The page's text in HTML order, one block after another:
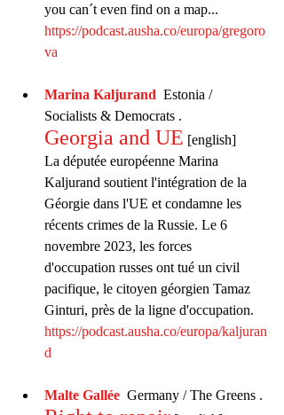
you can´t even find on a map...
https://podcast.ausha.co/europa/gregoro
va
Marina Kaljurand Estonia /
Socialists & Democrats .
Georgia and UE [english]
La députée européenne Marina
Kaljurand soutient l'intégration de la
Géorgie dans l'UE et condamne les
récents crimes de la Russie. Le 6
novembre 2023, les forces
d'occupation russes ont tué un civil
pacifique, le citoyen géorgien Tamaz
Ginturi, près de la ligne d'occupation.
https://podcast.ausha.co/europa/kaljuran
d
Malte Gallée Germany / The Greens .